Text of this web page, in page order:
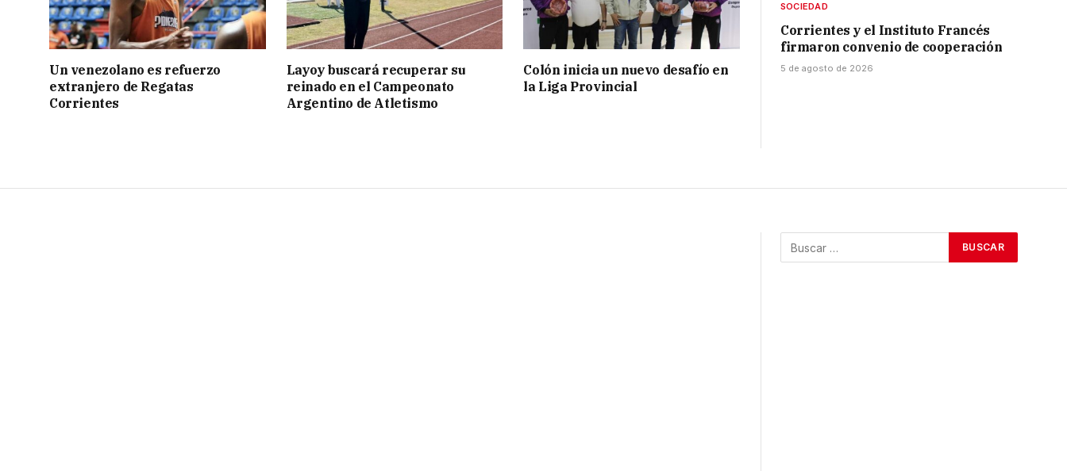
Un venezolano es refuerzo
extranjero de Regatas
Corrientes
Layoy buscará recuperar su
reinado en el Campeonato
Argentino de Atletismo
Colón inicia un nuevo desafío en
la Liga Provincial
SOCIEDAD
Corrientes y el Instituto Francés
firmaron convenio de cooperación
5 de agosto de 2026